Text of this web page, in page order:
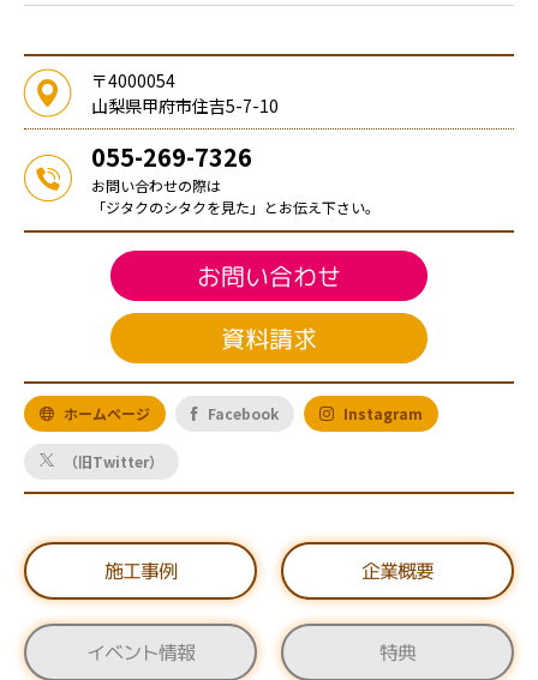
〒4000054
山梨県甲府市住吉5-7-10
055-269-7326
お問い合わせの際は
「ジタクのシタクを見た」とお伝え下さい。
お問い合わせ
資料請求
ホームページ Facebook Instagram
（旧Twitter）
施工事例 企業概要
イベント情報 特典